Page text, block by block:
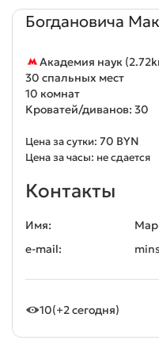
Богдановича
Академия наук
30 спальных мест
10 комнат
Кроватей/диванов: 30
Цена за сутки: 70 BYN
Цена за часы: не сдается
Контакты
Имя:
e-mail:
10(+2 сегодня)